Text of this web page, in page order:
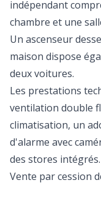
indépendant
chambre et une
Un ascenseur
maison dispose
deux voitures.
Les prestations
ventilation double
climatisation, un
d'alarme avec
des stores intégrés.
Vente par cession